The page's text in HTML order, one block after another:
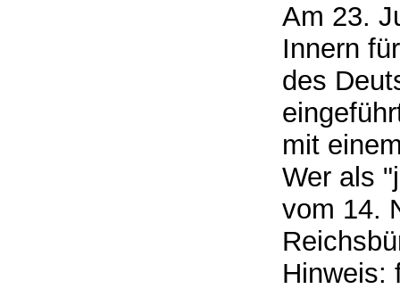
Am 23.
Innern
des
mit
Wer als
vom 14.
Hinweis: